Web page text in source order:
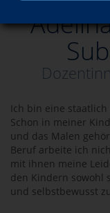
Ich bin eine
Schon in meiner
und das Malen
Beruf arbeite ich
mit ihnen meine
den Kindern sowohl
und selbstbewusst